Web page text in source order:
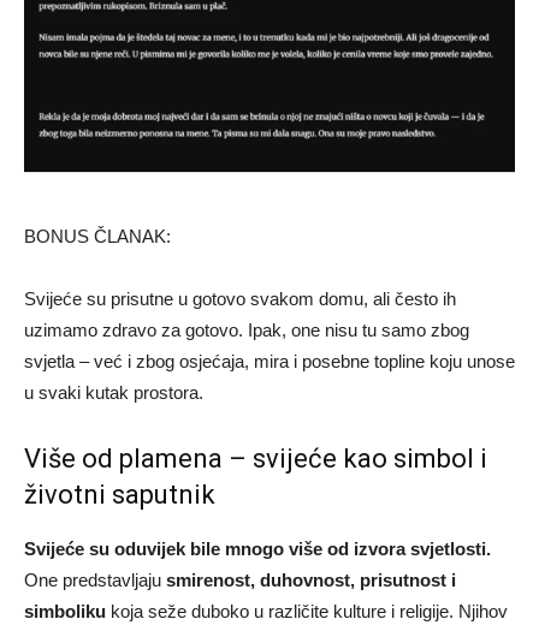
BONUS ČLANAK:
Svijeće su prisutne u gotovo svakom domu, ali često ih
uzimamo zdravo za gotovo. Ipak, one nisu tu samo zbog
svjetla – već i zbog osjećaja, mira i posebne topline koju unose
u svaki kutak prostora.
Više od plamena – svijeće kao simbol i
životni saputnik
Svijeće su oduvijek bile mnogo više od izvora svjetlosti.
One predstavljaju smirenost, duhovnost, prisutnost i
simboliku koja seže duboko u različite kulture i religije. Njihov